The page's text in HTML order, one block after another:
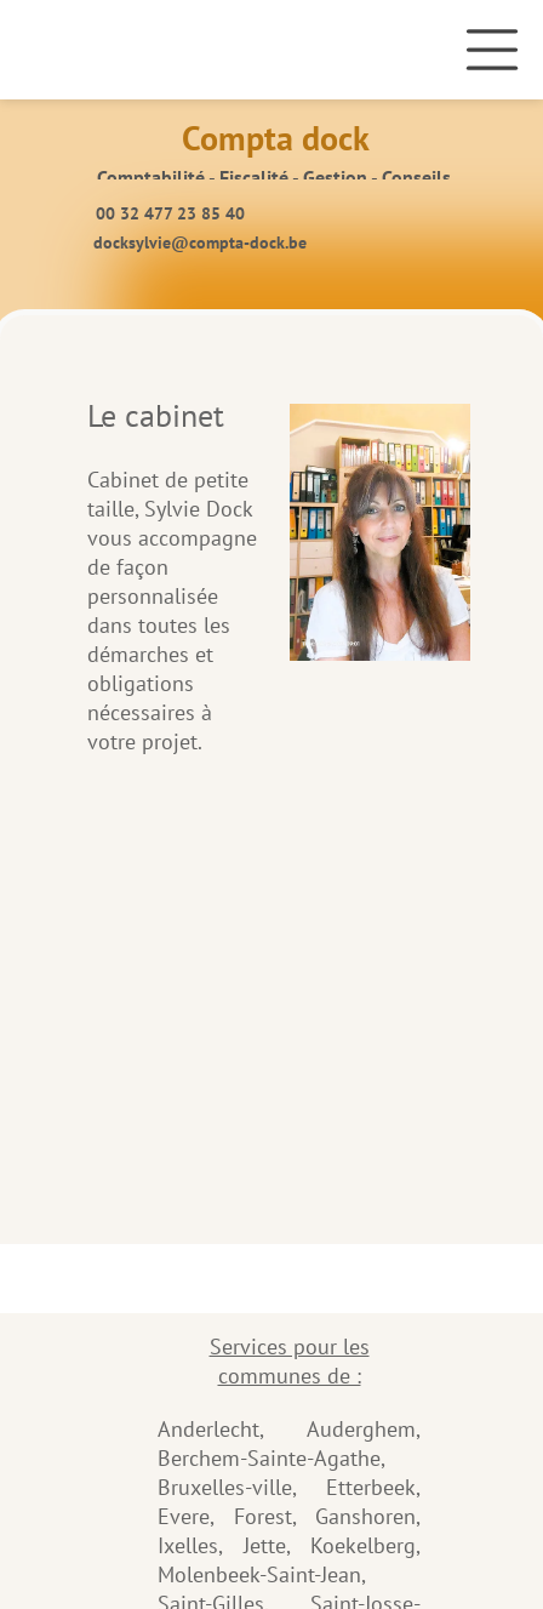
Compta dock
Comptabilité - Fiscalité - Gestion - Conseils
00 32 477 23 85 40
docksylvie@compta-dock.be
Le cabinet
Cabinet de petite
taille, Sylvie Dock
vous accompagne
de façon
personnalisée
dans toutes les
démarches et
obligations
nécessaires à
votre projet.
Services pour les
communes de :
Anderlecht, Auderghem,
Berchem-Sainte-Agathe,
Bruxelles-ville, Etterbeek,
Evere, Forest, Ganshoren,
Ixelles, Jette, Koekelberg,
Molenbeek-Saint-Jean,